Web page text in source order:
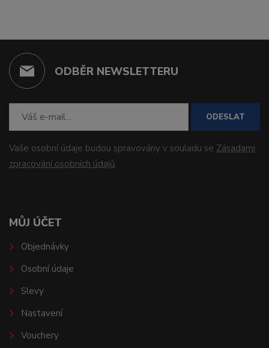
ODBĚR NEWSLETTERU
ODESLAT
Vaše osobní údaje budou spravovány v souladu se Zásadami
zpracování osobních údajů.
MŮJ ÚČET
Objednávky
Osobní údaje
Slevy
Nastavení
Vouchery